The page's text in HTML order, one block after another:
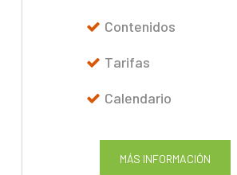
Contenidos
Tarifas
Calendario
MÁS INFORMACIÓN